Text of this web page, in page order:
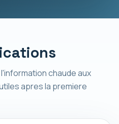
chaude aux
apres la premiere